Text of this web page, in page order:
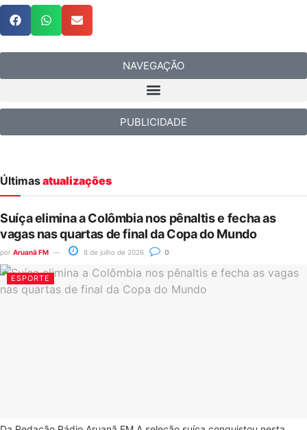
NAVEGAÇÃO
PUBLICIDADE
Últimasatualizações
Suíça elimina a Colômbia nos pênaltis e fecha as
vagas nas quartas de final da Copa do Mundo
por Aruanã FM 8 de julho de 2026 0
ESPORTE